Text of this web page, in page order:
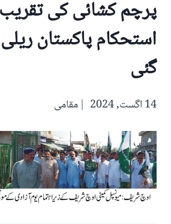
پرچم کشائی کی
استحکام پاکستان
گئی
14 اگست, 2024 مقامی